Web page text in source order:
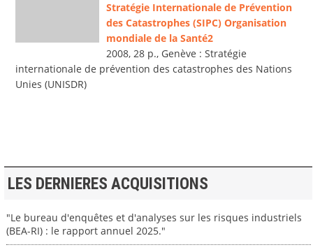
Stratégie Internationale de Prévention
des Catastrophes (SIPC) Organisation
mondiale de la Santé2
2008, 28 p., Genève : Stratégie
internationale de prévention des catastrophes des Nations
Unies (UNISDR)
LES DERNIERES ACQUISITIONS
"Le bureau d'enquêtes et d'analyses sur les risques industriels
(BEA-RI) : le rapport annuel 2025."